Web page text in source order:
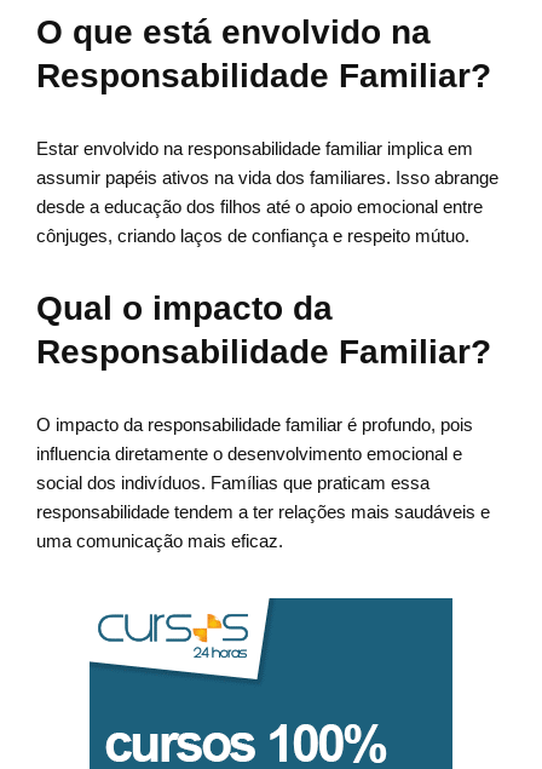
O que está envolvido na
Responsabilidade Familiar?
Estar envolvido na responsabilidade familiar implica em
assumir papéis ativos na vida dos familiares. Isso abrange
desde a educação dos filhos até o apoio emocional entre
cônjuges, criando laços de confiança e respeito mútuo.
Qual o impacto da
Responsabilidade Familiar?
O impacto da responsabilidade familiar é profundo, pois
influencia diretamente o desenvolvimento emocional e
social dos indivíduos. Famílias que praticam essa
responsabilidade tendem a ter relações mais saudáveis e
uma comunicação mais eficaz.